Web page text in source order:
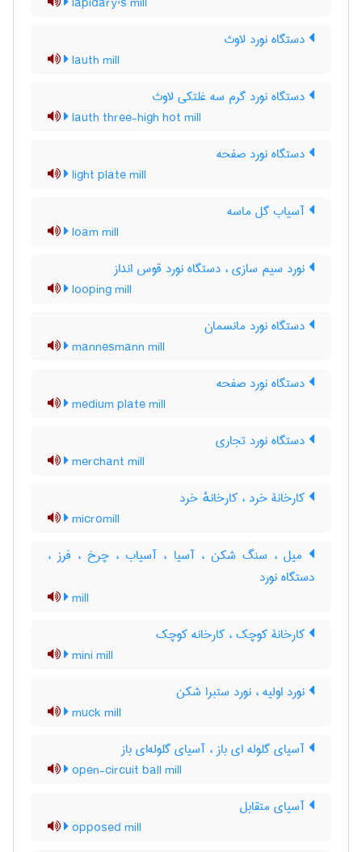
دستگاه نورد لاوث
lauth mill
دستگاه نورد گرم سه غلتکی لاوث
lauth three-high hot mill
دستگاه نورد صفحه
light plate mill
آسیاب گل ماسه
loam mill
نورد سیم سازی ، دستگاه نورد قوس انداز
looping mill
دستگاه نورد مانسمان
mannesmann mill
دستگاه نورد صفحه
medium plate mill
دستگاه نورد تجاری
merchant mill
کارخانۀ خرد ، کارخانهٔ خرد
micromill
میل ، سنگ شکن ، آسیا ، آسیاب ، چرخ ، فرز ،
دستگاه نورد
mill
کارخانۀ کوچک ، کارخانه کوچک
mini mill
نورد اولیه ، نورد ستبرا شکن
muck mill
آسیای گلوله ای باز ، آسیای گلوله‌ای باز
open-circuit ball mill
آسیای متقابل
opposed mill